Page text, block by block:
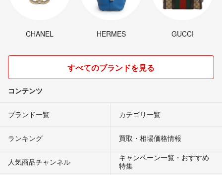
CHANEL HERMES GUCCI
すべてのブランドを見る
コンテンツ
ブランド一覧 カテゴリ一覧
ランキング 買取・相場価格情報
人気商品チャンネル
キャンペーン一覧・おすすめ
特集